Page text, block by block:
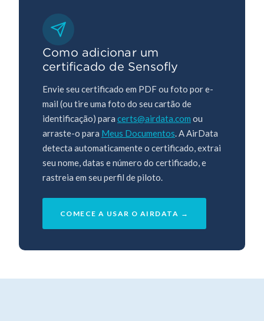
Como adicionar um
certificado de Sensofly
Envie seu certificado em PDF ou foto por e-
mail (ou tire uma foto do seu cartão de
identificação) para certs@airdata.com ou
arraste-o para Meus Documentos. A AirData
detecta automaticamente o certificado, extrai
seu nome, datas e número do certificado, e
rastreia em seu perfil de piloto.
COMECE A USAR O AIRDATA →